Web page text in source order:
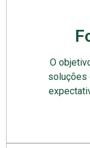
O
soluções